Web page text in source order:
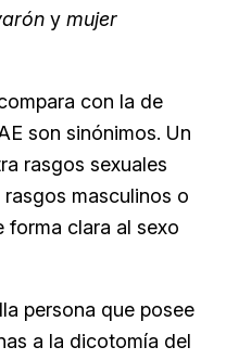
y mujer
con la de
son sinónimos. Un
rasgos sexuales
masculinos o
forma clara al sexo
persona que posee
a la dicotomía del